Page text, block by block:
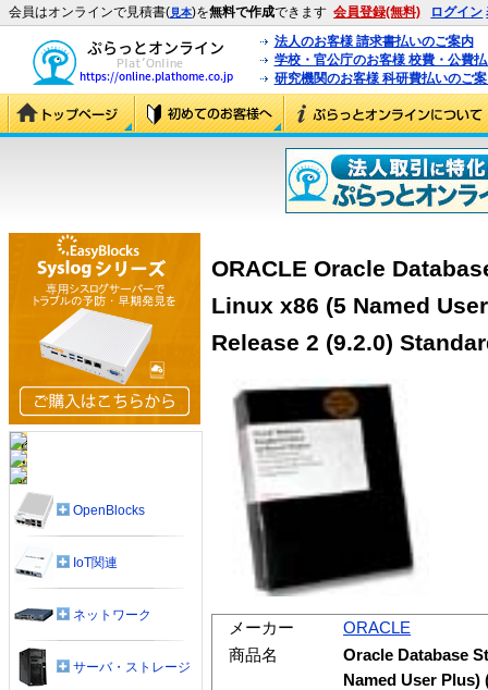
会員はオンラインで見積書(見本)を無料で作成できます 会員登録(無料) ログイン
法人のお客様 請求書払いのご案内
学校・官公庁のお客様 校費・公費
研究機関のお客様 科研費払いのご
ORACLE Oracle
Linux x86 (5 Named
Release 2 (9.2.0)
メーカー
ORACLE
商品名
Oracle Database
Named User Plus)
OpenBlocks
IoT関連
ネットワーク
サーバ・ストレージ